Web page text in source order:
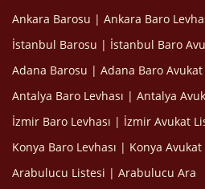
Ankara Barosu | Ankara Baro
İstanbul Barosu | İstanbul Baro
Adana Barosu | Adana Baro Avukat
Antalya Baro Levhası | Antalya
İzmir Baro Levhası | İzmir Avukat
Konya Baro Levhası | Konya Avukat
Arabulucu Listesi | Arabulucu Ara